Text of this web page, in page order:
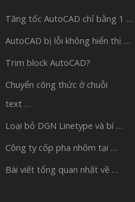
Tăng tốc AutoCAD chỉ bằng 1 …
AutoCAD bị lỗi không hiển thị …
Trim block AutoCAD?
Chuyển công thức ở chuỗi
text …
Loại bỏ DGN Linetype và bí …
Công ty cốp pha nhôm tại …
Bài viết tổng quan nhất về …